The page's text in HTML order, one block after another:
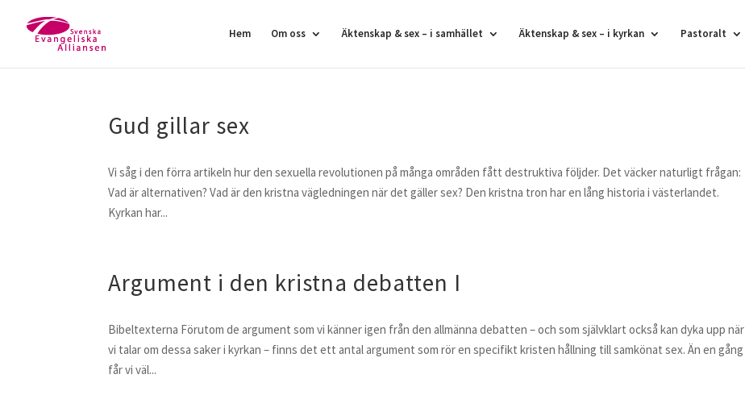
Hem Om oss Äktenskap & sex – i samhället Äktenskap & sex – i kyrkan Pastoralt
Gud gillar sex
Vi såg i den förra artikeln hur den sexuella revolutionen på många områden fått destruktiva följder. Det väcker naturligt frågan:
Vad är alternativen? Vad är den kristna vägledningen när det gäller sex? Den kristna tron har en lång historia i västerlandet.
Kyrkan har...
Argument i den kristna debatten I
Bibeltexterna Förutom de argument som vi känner igen från den allmänna debatten – och som självklart också kan dyka upp när
vi talar om dessa saker i kyrkan – finns det ett antal argument som rör en specifikt kristen hållning till samkönat sex. Än en gång
får vi väl...